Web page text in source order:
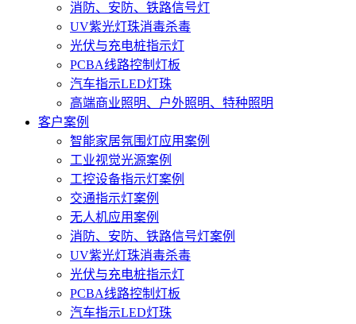
消防、安防、铁路信号灯
UV紫光灯珠消毒杀毒
光伏与充电桩指示灯
PCBA线路控制灯板
汽车指示LED灯珠
高端商业照明、户外照明、特种照明
客户案例
智能家居氛围灯应用案例
工业视觉光源案例
工控设备指示灯案例
交通指示灯案例
无人机应用案例
消防、安防、铁路信号灯案例
UV紫光灯珠消毒杀毒
光伏与充电桩指示灯
PCBA线路控制灯板
汽车指示LED灯珠